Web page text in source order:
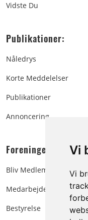
Vi
Vi
Vidste Du
Publikationer:
Nåledrys
Korte Meddelelser
Publikationer
Annoncering
Foreningen:
Bliv Medlem
Medarbejdere
Bestyrelse